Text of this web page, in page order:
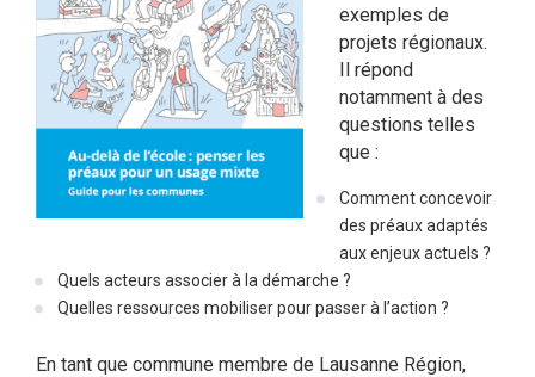
exemples de
projets régionaux.
Il répond
notamment à des
questions telles
que :
Comment concevoir
des préaux adaptés
aux enjeux actuels ?
Quels acteurs associer à la démarche ?
Quelles ressources mobiliser pour passer à l’action ?
En tant que commune membre de Lausanne Région,